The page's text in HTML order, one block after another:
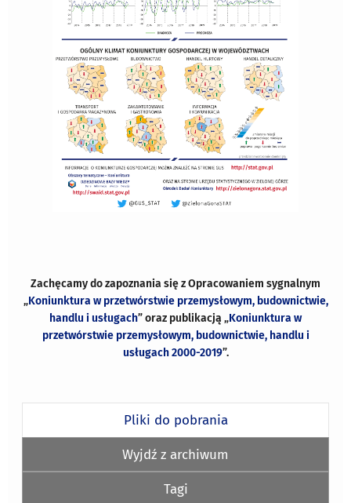
Zachęcamy do zapoznania się z Opracowaniem sygnalnym
„Koniunktura w przetwórstwie przemysłowym, budownictwie,
handlu i usługach” oraz publikacją „Koniunktura w
przetwórstwie przemysłowym, budownictwie, handlu i
usługach 2000-2019”.
Pliki do pobrania
Wyjdź z archiwum
Tagi